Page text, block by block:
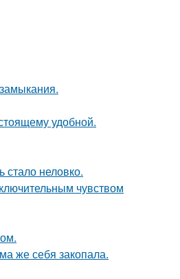
удобной.
неловко.
чувством
же себя закопала.